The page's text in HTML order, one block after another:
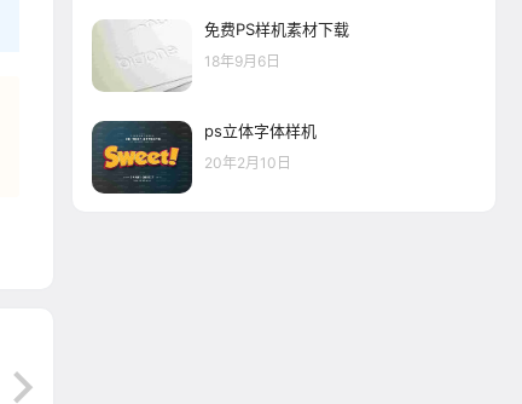
免费PS样机素材下载
18年9月6日
ps立体字体样机
20年2月10日